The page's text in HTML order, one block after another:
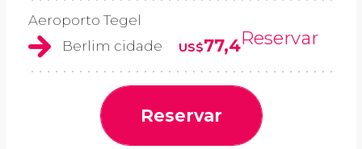
Aeroporto Tegel
Berlim cidade
US$77,4Reservar
Reservar